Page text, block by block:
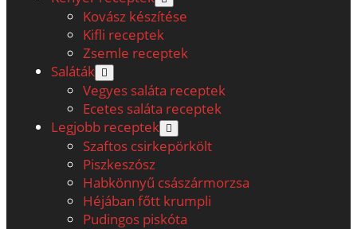
menu
Kovász készítése
Kifli receptek
Zsemle receptek
Saláták
open
menu
Vegyes saláta receptek
Ecetes saláta receptek
Legjobb receptek
open
menu
Szaftos csirkepörkölt
Piszkeszósz
Habkönnyű császármorzsa
Héjában főtt krumpli
Pudingos piskóta